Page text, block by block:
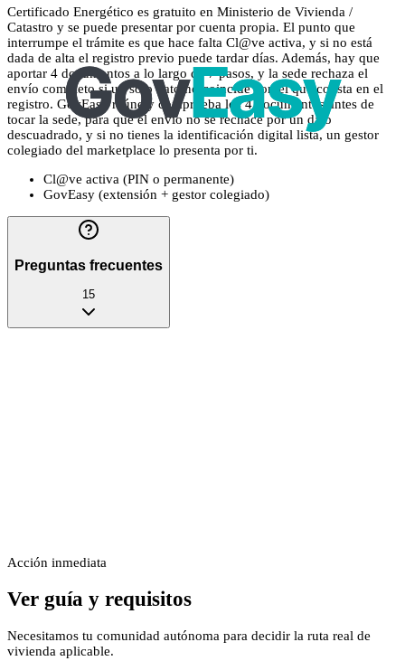
Certificado Energético es gratuito en Ministerio de Vivienda /
Catastro y se puede presentar por cuenta propia. El punto que
interrumpe el trámite es que hace falta Cl@ve activa, y si no está
dada de alta el registro previo puede tardar días. Además, hay que
aportar 4 documentos a lo largo de 7 pasos, y la sede rechaza el
envío completo si un solo dato no coincide con el que consta en el
registro. GovEasy reúne y comprueba los 4 documentos antes de
tocar la sede, para que el envío no se rechace por un dato
descuadrado, y si no tienes la identificación digital lista, un gestor
colegiado del marketplace lo presenta por ti.
Cl@ve activa (PIN o permanente)
GovEasy (extensión + gestor colegiado)
Preguntas frecuentes
15
Acción inmediata
Ver guía y requisitos
Necesitamos tu comunidad autónoma para decidir la ruta real de
vivienda aplicable.